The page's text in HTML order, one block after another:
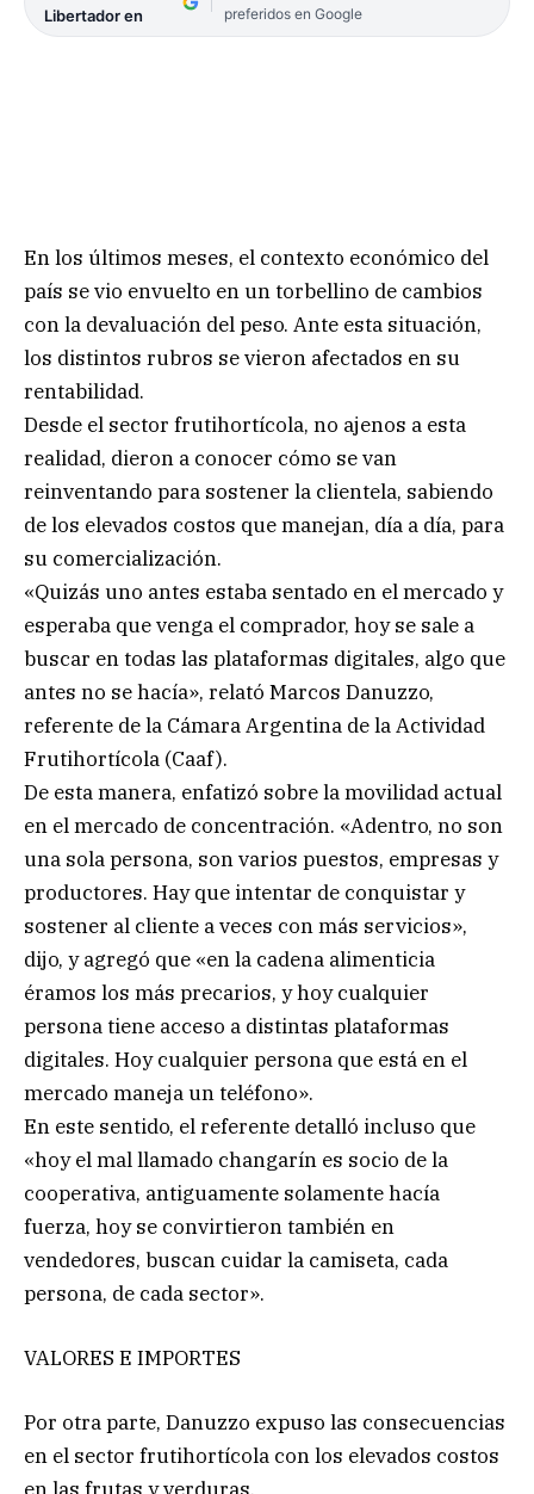
Libertador en
preferidos en Google
En los últimos meses, el contexto económico del
país se vio envuelto en un torbellino de cambios
con la devaluación del peso. Ante esta situación,
los distintos rubros se vieron afectados en su
rentabilidad.
Desde el sector frutihortícola, no ajenos a esta
realidad, dieron a conocer cómo se van
reinventando para sostener la clientela, sabiendo
de los elevados costos que manejan, día a día, para
su comercialización.
«Quizás uno antes estaba sentado en el mercado y
esperaba que venga el comprador, hoy se sale a
buscar en todas las plataformas digitales, algo que
antes no se hacía», relató Marcos Danuzzo,
referente de la Cámara Argentina de la Actividad
Frutihortícola (Caaf).
De esta manera, enfatizó sobre la movilidad actual
en el mercado de concentración. «Adentro, no son
una sola persona, son varios puestos, empresas y
productores. Hay que intentar de conquistar y
sostener al cliente a veces con más servicios»,
dijo, y agregó que «en la cadena alimenticia
éramos los más precarios, y hoy cualquier
persona tiene acceso a distintas plataformas
digitales. Hoy cualquier persona que está en el
mercado maneja un teléfono».
En este sentido, el referente detalló incluso que
«hoy el mal llamado changarín es socio de la
cooperativa, antiguamente solamente hacía
fuerza, hoy se convirtieron también en
vendedores, buscan cuidar la camiseta, cada
persona, de cada sector».
VALORES E IMPORTES
Por otra parte, Danuzzo expuso las consecuencias
en el sector frutihortícola con los elevados costos